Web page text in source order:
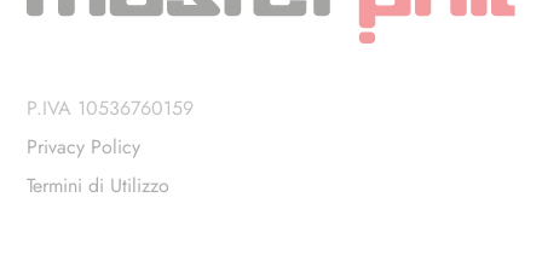
P.IVA 10536760159
Privacy Policy
Termini di Utilizzo